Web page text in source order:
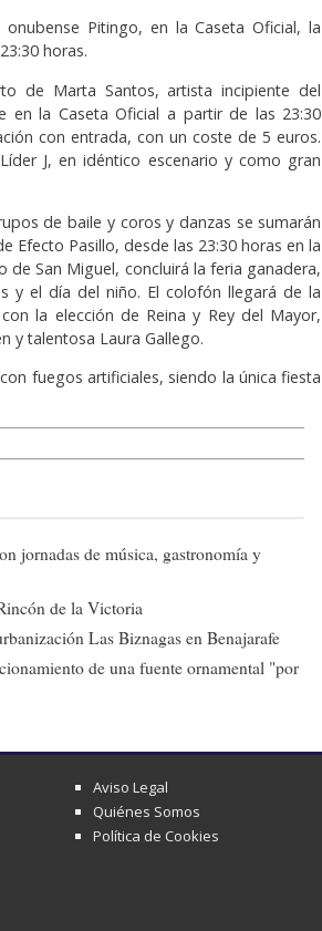
Pitingo, en la Caseta Oficial, la
horas.
de Marta Santos, artista incipiente del
en la Caseta Oficial a partir de las 23:30
con entrada, con un coste de 5 euros.
J, en idéntico escenario y como gran
de baile y coros y danzas se sumarán
Efecto Pasillo, desde las 23:30 horas en la
de San Miguel, concluirá la feria ganadera,
y el día del niño. El colofón llegará de la
la elección de Reina y Rey del Mayor,
y talentosa Laura Gallego.
fuegos artificiales, siendo la única fiesta
jornadas de música, gastronomía y
de la Victoria
Las Biznagas en Benajarafe
de una fuente ornamental "por
Aviso Legal
Quiénes Somos
Política de Cookies